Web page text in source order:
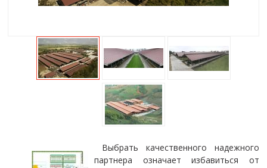
Выбрать качественного надежного
партнера означает избавиться от